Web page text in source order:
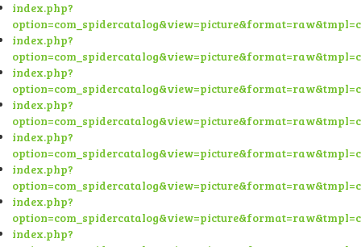
index.php?
index.php?
index.php?
index.php?
index.php?
index.php?
index.php?
index.php?